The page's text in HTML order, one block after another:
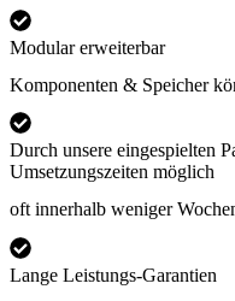
Modular erweiterbar
Komponenten & Speicher
Durch unsere eingespielten
Umsetzungszeiten möglich
oft innerhalb weniger
Lange Leistungs-Garantien